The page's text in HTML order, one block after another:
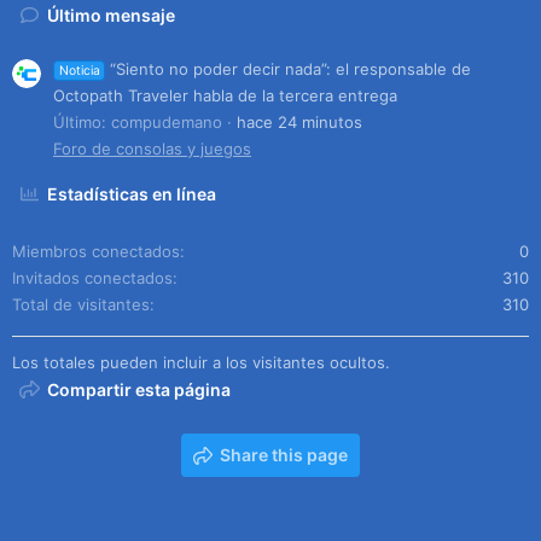
Último mensaje
Noticia
“Siento no poder decir nada”: el responsable de
Octopath Traveler habla de la tercera entrega
Último: compudemano
hace 24 minutos
Foro de consolas y juegos
Estadísticas en línea
Miembros conectados
0
Invitados conectados
310
Total de visitantes
310
Los totales pueden incluir a los visitantes ocultos.
Compartir esta página
Share this page